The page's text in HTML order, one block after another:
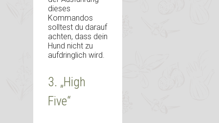
dieses
Kommandos
solltest du darauf
achten, dass dein
Hund nicht zu
aufdringlich wird.
3. „High
Five“